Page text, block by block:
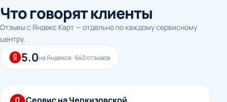
Что говорят клиенты
Отзывы с Яндекс Карт — отдельно по каждому сервисному
центру.
5.0на Яндексе · 640 отзывов